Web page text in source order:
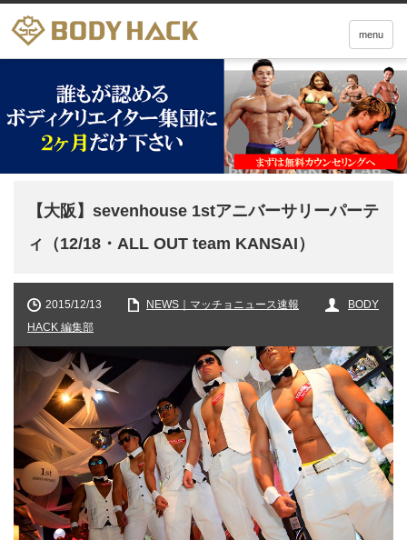
menu
【大阪】sevenhouse 1stアニバーサリーパーテ
ィ（12/18・ALL OUT team KANSAI）
2015/12/13 NEWS｜マッチョニュース速報
BODY
HACK 編集部